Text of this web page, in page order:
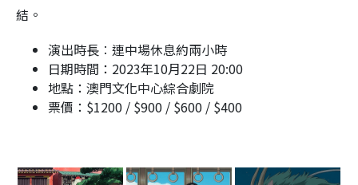
結。
演出時長︰連中場休息約兩小時
日期時間：2023年10月22日 20:00
地點：澳門文化中心綜合劇院
票價：$1200 / $900 / $600 / $400